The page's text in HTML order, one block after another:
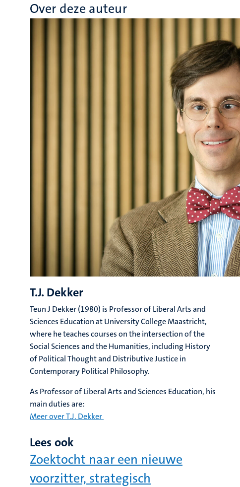
Over deze auteur
T.J. Dekker
Teun J Dekker (1980) is Professor of Liberal Arts and
Sciences Education at University College Maastricht,
where he teaches courses on the intersection of the
Social Sciences and the Humanities, including History
of Political Thought and Distributive Justice in
Contemporary Political Philosophy.
As Professor of Liberal Arts and Sciences Education, his
main duties are:
Meer over T.J. Dekker
Lees ook
Zoektocht naar een nieuwe
voorzitter, strategisch